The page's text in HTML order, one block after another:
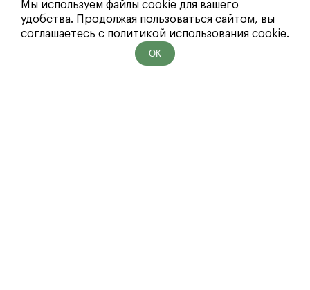
Мы используем файлы cookie для вашего
удобства. Продолжая пользоваться сайтом, вы
соглашаетесь с политикой использования cookie.
ОК